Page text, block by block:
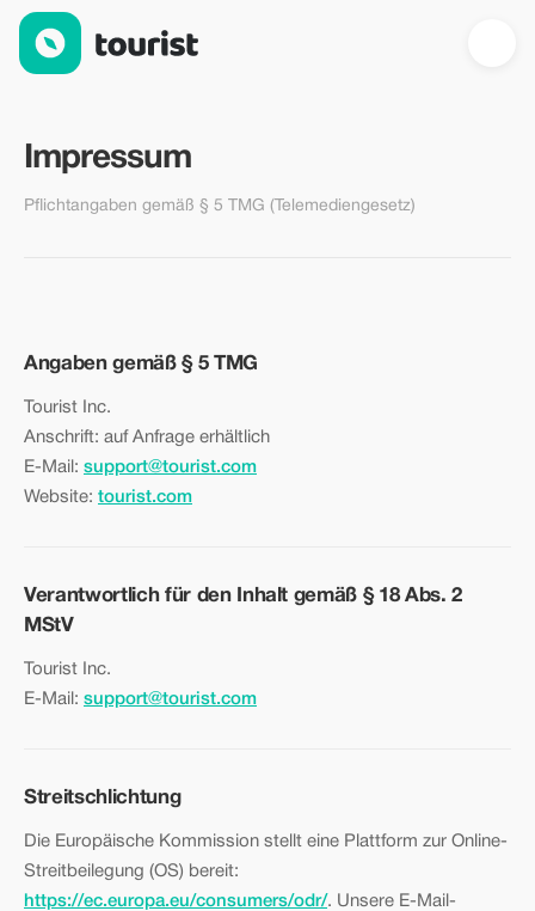
Impressum — Tourist.com
Impressum
Pflichtangaben gemäß § 5 TMG (Telemediengesetz)
Angaben gemäß § 5 TMG
Tourist Inc.
Anschrift: auf Anfrage erhältlich
E-Mail: support@tourist.com
Website: tourist.com
Verantwortlich für den Inhalt gemäß § 18 Abs. 2
MStV
Tourist Inc.
E-Mail: support@tourist.com
Streitschlichtung
Die Europäische Kommission stellt eine Plattform zur Online-
Streitbeilegung (OS) bereit:
https://ec.europa.eu/consumers/odr/. Unsere E-Mail-